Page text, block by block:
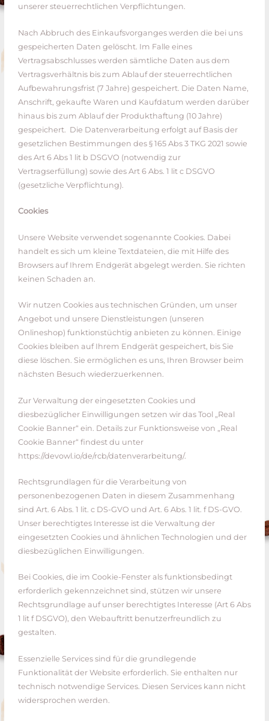
unserer steuerrechtlichen Verpflichtungen.
Nach Abbruch des Einkaufsvorganges werden die bei uns
gespeicherten Daten gelöscht. Im Falle eines
Vertragsabschlusses werden sämtliche Daten aus dem
Vertragsverhältnis bis zum Ablauf der steuerrechtlichen
Aufbewahrungsfrist (7 Jahre) gespeichert. Die Daten Name,
Anschrift, gekaufte Waren und Kaufdatum werden darüber
hinaus bis zum Ablauf der Produkthaftung (10 Jahre)
gespeichert. Die Datenverarbeitung erfolgt auf Basis der
gesetzlichen Bestimmungen des § 165 Abs 3 TKG 2021 sowie
des Art 6 Abs 1 lit b DSGVO (notwendig zur
Vertragserfüllung) sowie des Art 6 Abs. 1 lit c DSGVO
(gesetzliche Verpflichtung).
Cookies
Unsere Website verwendet sogenannte Cookies. Dabei
handelt es sich um kleine Textdateien, die mit Hilfe des
Browsers auf Ihrem Endgerät abgelegt werden. Sie richten
keinen Schaden an.
Wir nutzen Cookies aus technischen Gründen, um unser
Angebot und unsere Dienstleistungen (unseren
Onlineshop) funktionstüchtig anbieten zu können. Einige
Cookies bleiben auf Ihrem Endgerät gespeichert, bis Sie
diese löschen. Sie ermöglichen es uns, Ihren Browser beim
nächsten Besuch wiederzuerkennen.
Zur Verwaltung der eingesetzten Cookies und
diesbezüglicher Einwilligungen setzen wir das Tool „Real
Cookie Banner“ ein. Details zur Funktionsweise von „Real
Cookie Banner“ findest du unter
https://devowl.io/de/rcb/datenverarbeitung/.
Rechtsgrundlagen für die Verarbeitung von
personenbezogenen Daten in diesem Zusammenhang
sind Art. 6 Abs. 1 lit. c DS-GVO und Art. 6 Abs. 1 lit. f DS-GVO.
Unser berechtigtes Interesse ist die Verwaltung der
eingesetzten Cookies und ähnlichen Technologien und der
diesbezüglichen Einwilligungen.
Bei Cookies, die im Cookie-Fenster als funktionsbedingt
erforderlich gekennzeichnet sind, stützen wir unsere
Rechtsgrundlage auf unser berechtigtes Interesse (Art 6 Abs
1 lit f DSGVO), den Webauftritt benutzerfreundlich zu
gestalten.
Essenzielle Services sind für die grundlegende
Funktionalität der Website erforderlich. Sie enthalten nur
technisch notwendige Services. Diesen Services kann nicht
widersprochen werden.